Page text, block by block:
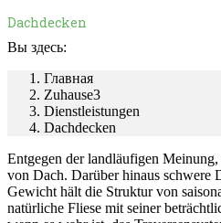
Dachdecken
Вы здесь:
Главная
Zuhause3
Dienstleistungen
Dachdecken
Entgegen der landläufigen
von Dach. Darüber hinaus schwere
Gewicht hält die Struktur von
natürliche Fliese mit seiner